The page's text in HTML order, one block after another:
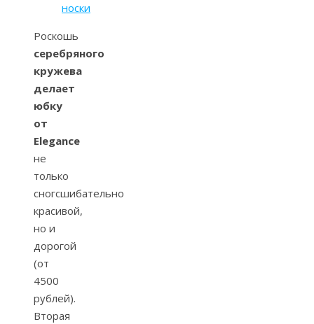
носки
Роскошь
серебряного
кружева
делает
юбку
от
Elegance
не
только
сногсшибательно
красивой,
но и
дорогой
(от
4500
рублей).
Вторая